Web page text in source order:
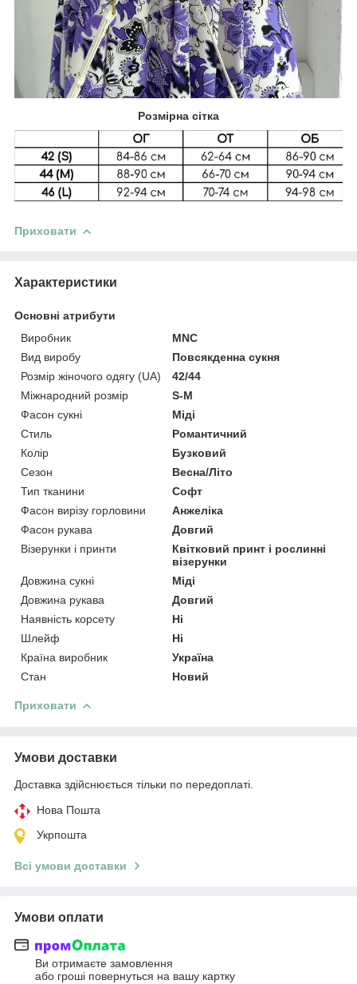
Розмірна сітка
Приховати
Характеристики
Основні атрибути
Виробник
MNC
Вид виробу
Повсякденна сукня
Розмір жіночого одягу (UA)
42/44
Міжнародний розмір
S-M
Фасон сукні
Міді
Стиль
Романтичний
Колір
Бузковий
Сезон
Весна/Літо
Тип тканини
Софт
Фасон вирізу горловини
Анжеліка
Фасон рукава
Довгий
Візерунки і принти
Квітковий принт і рослинні
візерунки
Довжина сукні
Міді
Довжина рукава
Довгий
Наявність корсету
Ні
Шлейф
Ні
Країна виробник
Україна
Стан
Новий
Приховати
Умови доставки
Доставка здійснюється тільки по передоплаті.
Нова Пошта
Укрпошта
Всі умови доставки
Умови оплати
Ви отримаєте замовлення
або гроші повернуться на вашу картку